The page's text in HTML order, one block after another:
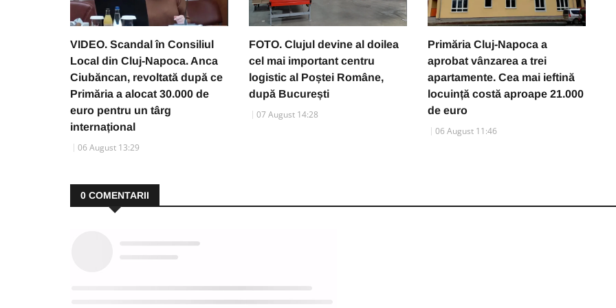
VIDEO. Scandal în Consiliul
Local din Cluj-Napoca. Anca
Ciubăncan, revoltată după ce
Primăria a alocat 30.000 de
euro pentru un târg
internațional
06 August 13:29
FOTO. Clujul devine al doilea
cel mai important centru
logistic al Poștei Române,
după București
07 August 14:28
Primăria Cluj-Napoca a
aprobat vânzarea a trei
apartamente. Cea mai ieftină
locuință costă aproape 21.000
de euro
06 August 11:46
0 COMENTARII